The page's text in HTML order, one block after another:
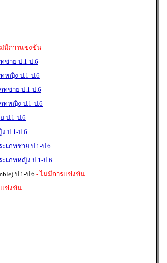
มีการแข่งขัน
ชาย ป.1-ป.6
หญิง ป.1-ป.6
ทชาย ป.1-ป.6
ทหญิง ป.1-ป.6
ป.1-ป.6
ป.1-ป.6
เภทชาย ป.1-ป.6
เภทหญิง ป.1-ป.6
ป.1-ป.6 - ไม่มีการแข่งขัน
ข่งขัน